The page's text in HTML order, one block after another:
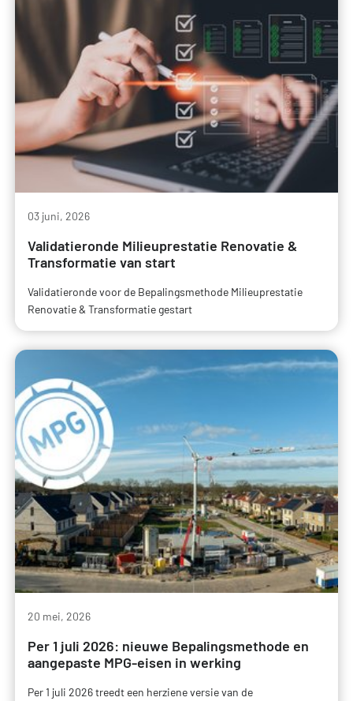
03 juni, 2026
Validatieronde Milieuprestatie Renovatie &
Transformatie van start
Validatieronde voor de Bepalingsmethode Milieuprestatie
Renovatie & Transformatie gestart
20 mei, 2026
Per 1 juli 2026: nieuwe Bepalingsmethode en
aangepaste MPG-eisen in werking
Per 1 juli 2026 treedt een herziene versie van de